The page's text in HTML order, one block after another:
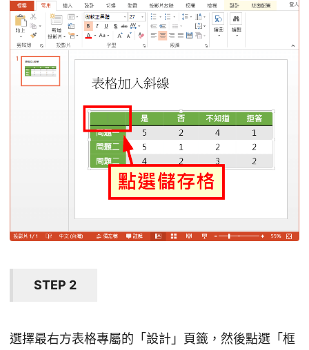
STEP 2
選擇最右方表格專屬的「設計」頁籤，然後點選「框